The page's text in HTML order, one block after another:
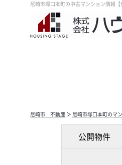
尼崎市塚口本町の中古マンション情報
尼崎市 不動産 ＞ 尼崎市塚口本町のマ
公開物件